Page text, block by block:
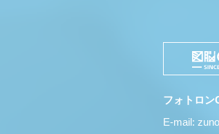
フォトロン
E-mail: